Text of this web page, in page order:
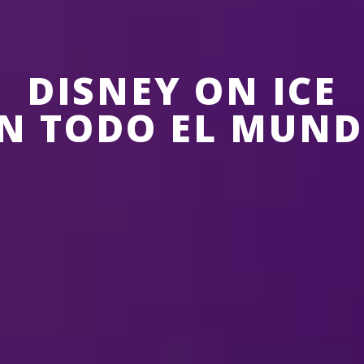
DISNEY ON ICE
TODO EL